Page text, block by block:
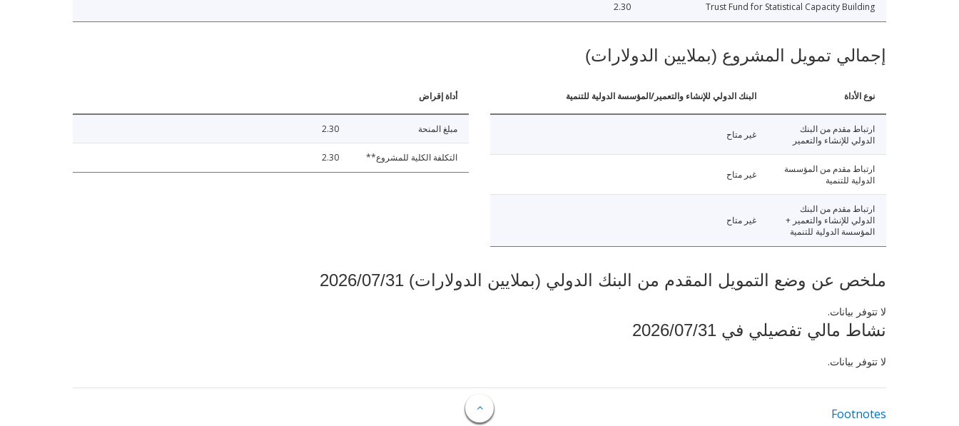
Trust Fund for Statistical Capacity Building
2.30
إجمالي تمويل المشروع (بملايين الدولارات)
نوع الأداة البنك الدولي للإنشاء والتعمير/المؤسسة الدولية للتنمية
ارتباط مقدم من البنك
الدولي للإنشاء والتعمير
غير متاح
ارتباط مقدم من المؤسسة
الدولية للتنمية
غير متاح
ارتباط مقدم من البنك
الدولي للإنشاء والتعمير +
المؤسسة الدولية للتنمية
غير متاح
أداة إقراض
مبلغ المنحة 2.30
التكلفة الكلية للمشروع** 2.30
ملخص عن وضع التمويل المقدم من البنك الدولي (بملايين الدولارات) 2026/07/31
لا تتوفر بيانات.
نشاط مالي تفصيلي في 2026/07/31
لا تتوفر بيانات.
Footnotes